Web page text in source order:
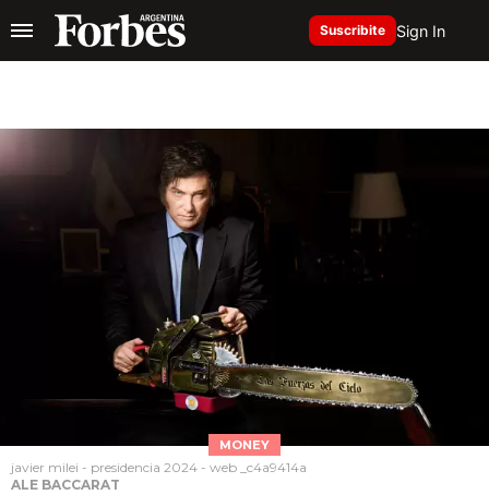
Suscribite Sign In
MONEY
javier milei - presidencia 2024 - web _c4a9414a
ALE BACCARAT